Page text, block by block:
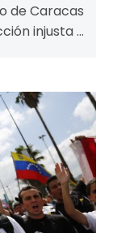
de Caracas
injusta y